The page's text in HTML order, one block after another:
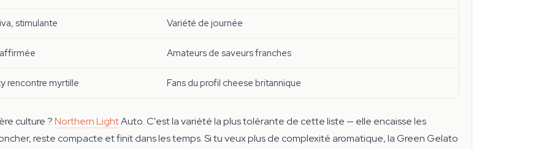
stimulante Variété de journée
Amateurs de saveurs franches
rencontre myrtille Fans du profil cheese britannique
culture ?Northern LightAuto. C'est la variété la plus tolérante de cette liste — elle encaisse les
reste compacte et finit dans les temps. Si tu veux plus de complexité aromatique, la Green Gelato